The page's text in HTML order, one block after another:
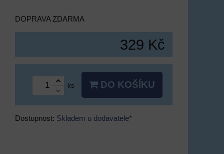
DOPRAVA ZDARMA
329 Kč
ks DO KOŠÍKU
Dostupnost: Skladem u dodavatele*